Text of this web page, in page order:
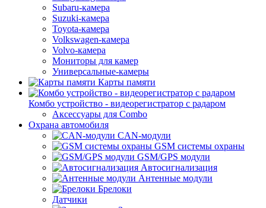
Subaru-камера
Suzuki-камера
Toyota-камера
Volkswagen-камера
Volvo-камера
Мониторы для камер
Универсальные-камеры
Карты памяти
Комбо устройство - видеорегистратор с радаром
Аксессуары для Combo
Охрана автомобиля
CAN-модули
GSM системы охраны
GSM/GPS модули
Автосигнализация
Антенные модули
Брелоки
Датчики